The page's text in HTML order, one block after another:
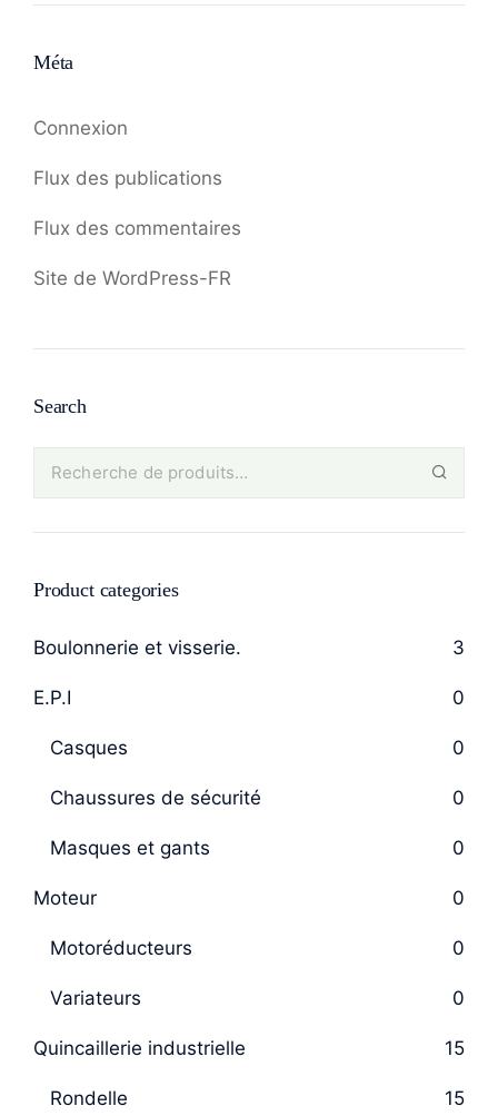
Méta
Connexion
Flux des publications
Flux des commentaires
Site de WordPress-FR
Search
Product categories
Boulonnerie et visserie. 3
E.P.I 0
Casques 0
Chaussures de sécurité 0
Masques et gants 0
Moteur 0
Motoréducteurs 0
Variateurs 0
Quincaillerie industrielle 15
Rondelle 15